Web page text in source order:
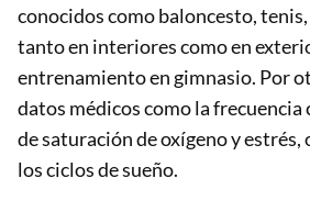
conocidos como baloncesto,
tanto en interiores como en
entrenamiento en gimnasio. Por
datos médicos como la frecuencia
de saturación de oxígeno y estrés,
los ciclos de sueño.